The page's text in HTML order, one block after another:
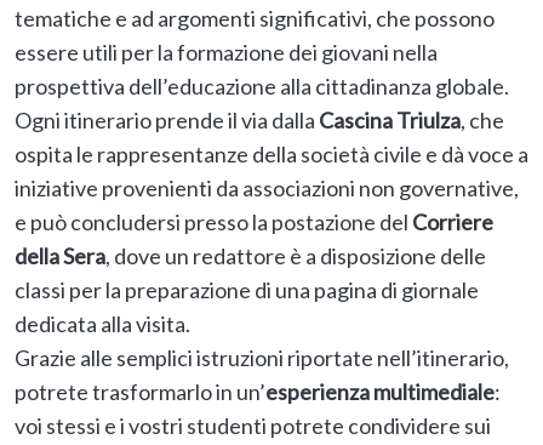
tematiche e ad argomenti significativi, che possono
essere utili per la formazione dei giovani nella
prospettiva dell’educazione alla cittadinanza globale.
Ogni itinerario prende il via dalla Cascina Triulza, che
ospita le rappresentanze della società civile e dà voce a
iniziative provenienti da associazioni non governative,
e può concludersi presso la postazione del Corriere
della Sera, dove un redattore è a disposizione delle
classi per la preparazione di una pagina di giornale
dedicata alla visita.
Grazie alle semplici istruzioni riportate nell’itinerario,
potrete trasformarlo in un’esperienza multimediale:
voi stessi e i vostri studenti potrete condividere sui